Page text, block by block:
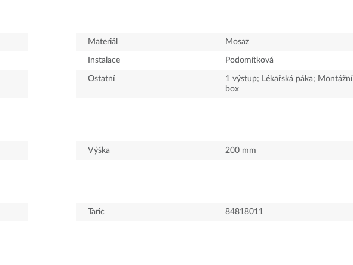
Materiál Mosaz
Instalace Podomítková
Ostatní
1 výstup; Lékařská páka; Montážní
box
Výška 200 mm
Taric 84818011